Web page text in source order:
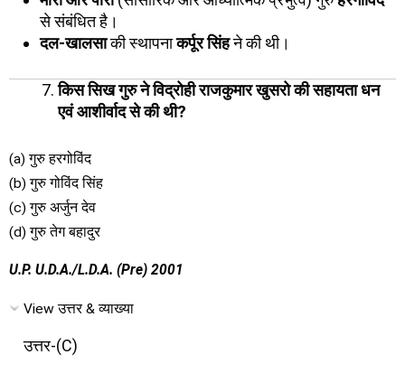
से संबंधित है।
दल-खालसाकी स्थापनाकर्पूर सिंहने की थी।
किस सिख गुरु ने विद्रोही राजकुमार खुसरो की सहायता धन
एवं आशीर्वाद से की थी?
(a) गुरु हरगोविंद
(b) गुरु गोविंद सिंह
(c) गुरु अर्जुन देव
(d) गुरु तेग बहादुर
U.P. U.D.A./L.D.A. (Pre) 2001
View उत्तर & व्याख्या
उत्तर-(C)